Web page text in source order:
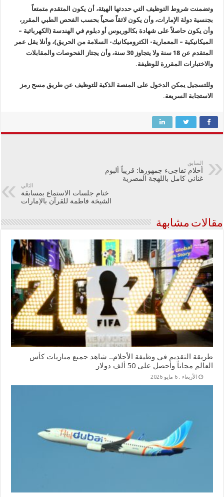
وتضمنت شروط التوظيف التي حددتها الهيئة، أن يكون المتقدم متمتعاً
بجنسية دولة الإمارات، وأن يكون لائقاً صحياً بحسب الفحص الطبي المقرر،
وأن يكون حاصلاً على شهادة بكالوريوس أو دبلوم في الهندسة (الكهربائية –
الميكانيكية – المعمارية- الكتروميكانيك- السلامة من الحريق)، وأنلا يقل عمر
المتقدم عن 18 سنة ولا يتجاوز 30 سنة، وأن يجتاز الفحوصات والمقابلات
والاختبارات المقررة للوظيفة.
وللتسجيل يمكن الدخول على المنصة الذكية للتوظيف عن طريق مسح رمز
الاستجابة السريعة.
السابق
أحلام تفاجىء جمهورها: قريباً ألبوم
غنائي كامل باللهجة المصرية
التالي
ختام جلسات الاستماع بمسابقة
الشيخة فاطمة للقرآن بالإمارات
مقالات مشابهة
طريقة التقديم في وظيفة الأحلام.. شاهد جميع مباريات كأس
العالم مجاناً وأحصل على 50 ألف دولار
الأربعاء , 6 مايو 2026